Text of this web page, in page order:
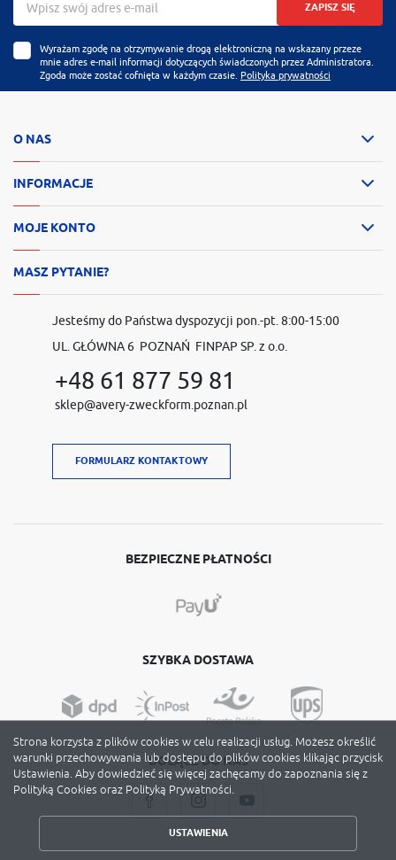
ZAPISZ SIĘ
Wyrażam zgodę na otrzymywanie drogą elektroniczną na wskazany przeze
mnie adres e-mail informacji dotyczących świadczonych przez Administratora.
Zgoda może zostać cofnięta w każdym czasie. Polityka prywatności
O NAS
INFORMACJE
MOJE KONTO
MASZ PYTANIE?
Jesteśmy do Państwa dyspozycji pon.-pt. 8:00-15:00
UL. GŁÓWNA 6 POZNAŃ FINPAP SP. z o.o.
+48 61 877 59 81
sklep@avery-zweckform.poznan.pl
FORMULARZ KONTAKTOWY
BEZPIECZNE PŁATNOŚCI
SZYBKA DOSTAWA
DOŁĄCZ DO NAS
Strona korzysta z plików cookies w celu realizacji usług. Możesz określić
warunki przechowywania lub dostępu do plików cookies klikając przycisk
Ustawienia. Aby dowiedzieć się więcej zachęcamy do zapoznania się z
Polityką Cookies oraz Polityką Prywatności.
USTAWIENIA
ZAPISZ WYBRANE